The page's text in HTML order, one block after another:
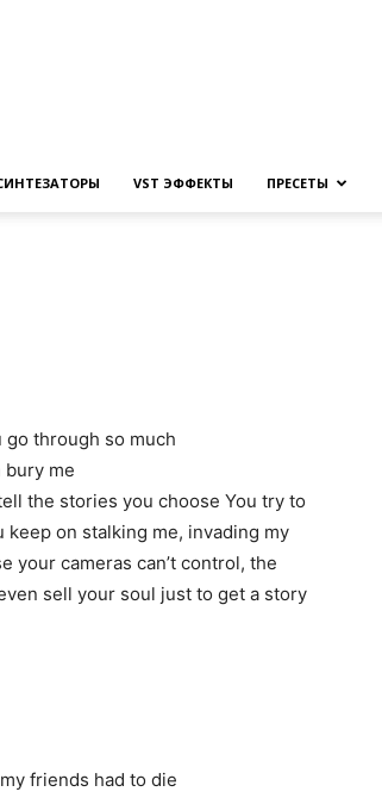
VST ЭФФЕКТЫ ПРЕСЕТЫ
go through so much
bury me
the stories you choose You try to
keep on stalking me, invading my
your cameras can’t control, the
sell your soul just to get a story
friends had to die